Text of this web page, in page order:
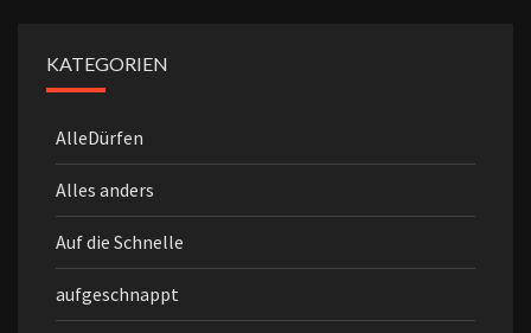
KATEGORIEN
AlleDürfen
Alles anders
Auf die Schnelle
aufgeschnappt